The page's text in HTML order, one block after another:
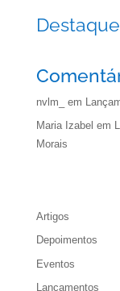
Destaque
nvlm_ em
Maria Izabel em
Morais
Artigos
Depoimentos
Eventos
Lançamentos